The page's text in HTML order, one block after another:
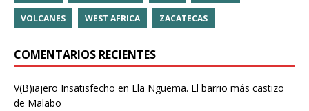
VOLCANES WEST AFRICA ZACATECAS
COMENTARIOS RECIENTES
V(B)iajero Insatisfecho en Ela Nguema. El barrio más castizo
de Malabo